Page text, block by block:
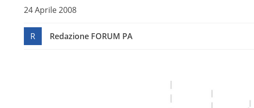
24 Aprile 2008
R Redazione FORUM PA